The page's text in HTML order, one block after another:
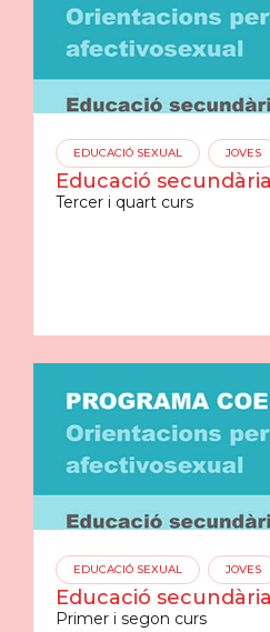
EDUCACIÓ SEXUAL JOVES
Educació
Tercer i quart curs
EDUCACIÓ SEXUAL JOVES
Educació
Primer i segon curs